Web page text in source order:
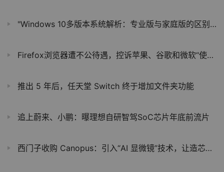
"Windows 10多版本系统解析：专业版与家庭版的区别及选择"
Firefox浏览器遭不公待遇，控诉苹果、谷歌和微软“使绊子”行为
推出 5 年后，任天堂 Switch 终于增加文件夹功能
追上蔚来、小鹏：曝理想自研智驾SoC芯片年底前流片
西门子收购 Canopus：引入“AI 显微镜”技术，让造芯更准、更快